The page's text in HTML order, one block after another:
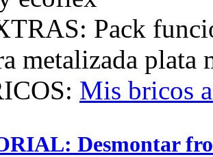
Pack
metalizada plata
Mis bricos
Desmontar